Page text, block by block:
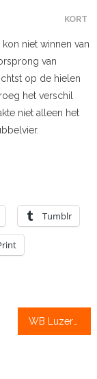
KORT
niet winnen van
van
op de hielen
het verschil
niet alleen het
Tumblr
WB Luzern: Holland Vier kaapt brons